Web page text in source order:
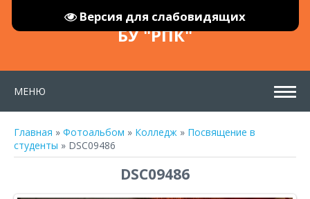
Версия для слабовидящих
БУ "РПК"
МЕНЮ
Главная » Фотоальбом » Колледж » Посвящение в
студенты » DSC09486
DSC09486